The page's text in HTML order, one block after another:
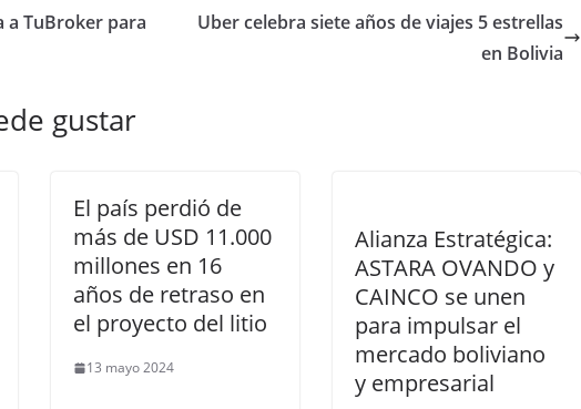
a TuBroker para
Uber celebra siete años de viajes 5 estrellas
en Bolivia
gustar
El país perdió de
más de USD 11.000
millones en 16
años de retraso en
el proyecto del litio
13 mayo 2024
Alianza Estratégica:
ASTARA OVANDO y
CAINCO se unen
para impulsar el
mercado boliviano
y empresarial